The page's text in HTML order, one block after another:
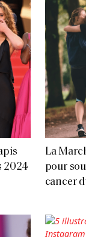
2024
La
pour
cancer